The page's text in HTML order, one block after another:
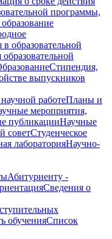
программы,
образовательной
Стипендия,
выпускников
работеПланы и
мероприятия,
публикацииНаучные
советСтуденческое
лабораторияНаучно-
Абитуриенту -
Сведения о
обученияCписок